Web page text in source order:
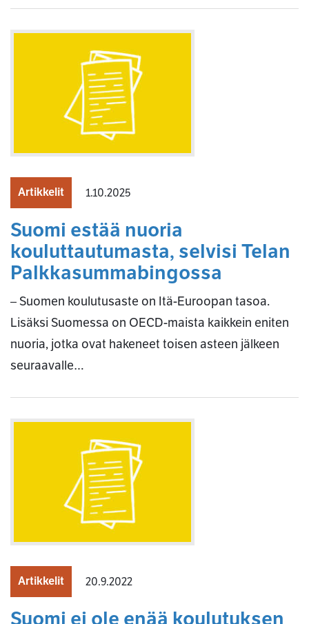
Artikkelit 1.10.2025
Suomi estää nuoria
kouluttautumasta, selvisi Telan
Palkkasummabingossa
– Suomen koulutusaste on Itä-Euroopan tasoa.
Lisäksi Suomessa on OECD-maista kaikkein eniten
nuoria, jotka ovat hakeneet toisen asteen jälkeen
seuraavalle…
Artikkelit 20.9.2022
Suomi ei ole enää koulutuksen